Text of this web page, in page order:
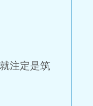
注定是筑